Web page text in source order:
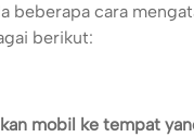
beberapa cara
berikut:
mobil ke tempat